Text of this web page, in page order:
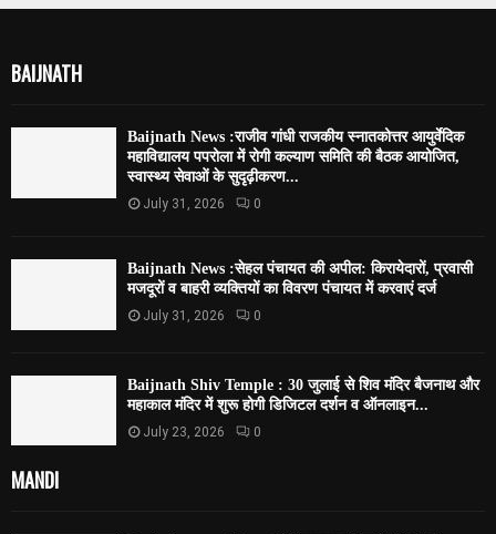
BAIJNATH
Baijnath News :राजीव गांधी राजकीय स्नातकोत्तर आयुर्वेदिक
महाविद्यालय पपरोला में रोगी कल्याण समिति की बैठक आयोजित,
स्वास्थ्य सेवाओं के सुदृढ़ीकरण...
July 31, 2026 0
Baijnath News :सेहल पंचायत की अपील: किरायेदारों, प्रवासी
मजदूरों व बाहरी व्यक्तियों का विवरण पंचायत में करवाएं दर्ज
July 31, 2026 0
Baijnath Shiv Temple : 30 जुलाई से शिव मंदिर बैजनाथ और
महाकाल मंदिर में शुरू होगी डिजिटल दर्शन व ऑनलाइन...
July 23, 2026 0
MANDI